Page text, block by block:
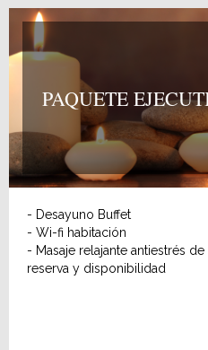
Consulta disponibilidad y
PAQUETE
- Desayuno Buffet
- Wi-fi habitación
- Masaje relajante antiestrés
reserva y disponibilidad